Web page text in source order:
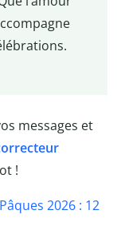
messages et
!
2026 : 12